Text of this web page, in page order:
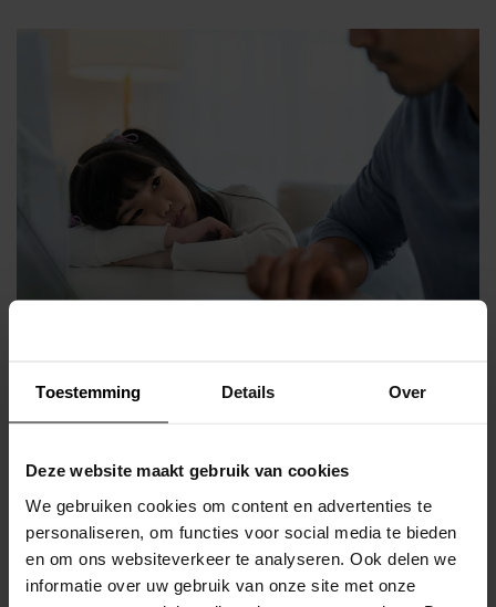
Toestemming Details Over
Deze website maakt gebruik van cookies
We gebruiken cookies om content en advertenties te
personaliseren, om functies voor social media te bieden
en om ons websiteverkeer te analyseren. Ook delen we
informatie over uw gebruik van onze site met onze
Thuiszitters en passend
onderwijs
Een thuiszitter is een leerling die ingeschreven staat op een
school, maar langer dan vier weken thuiszit. Eén van de
doelstellingen van de Wet op passend onderwijs is geen
thuiszitters meer. Maar hoe kan thuiszitten worden
voorkomen en opgelost?